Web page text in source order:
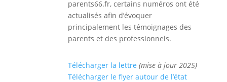
parents66.fr, certains numéros ont été
actualisés afin d’évoquer
principalement les témoignages des
parents et des professionnels.
Télécharger la lettre (mise à jour 2025)
Télécharger le flyer autour de l’état